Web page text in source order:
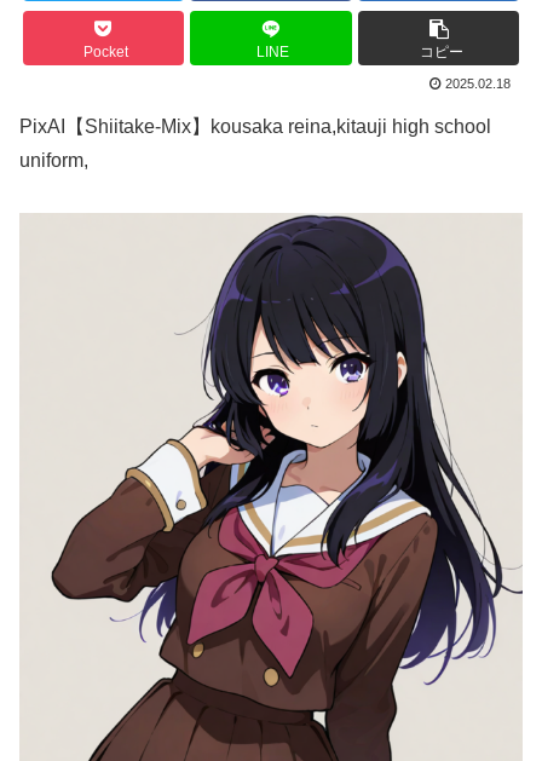
Pocket LINE コピー
2025.02.18
PixAI【Shiitake-Mix】kousaka reina,kitauji high school
uniform,